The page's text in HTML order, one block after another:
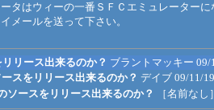
タはウィーの一番ＳＦＣエミュレーターに
メールを送って下さい。
リース出来るのか？ ブラントマッキー 09/
スをリリース出来るのか？ デイブ 09/11/
ソースをリリース出来るのか？
［名前なし］